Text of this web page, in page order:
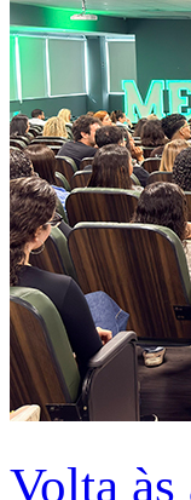
Volta às